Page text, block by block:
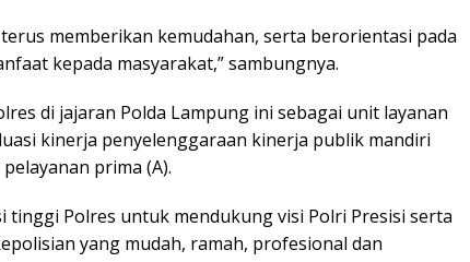
memberikan kemudahan, serta berorientasi pada
kepada masyarakat,” sambungnya.
di jajaran Polda Lampung ini sebagai unit layanan
kinerja penyelenggaraan kinerja publik mandiri
prima (A).
tinggi Polres untuk mendukung visi Polri Presisi serta
yang mudah, ramah, profesional dan